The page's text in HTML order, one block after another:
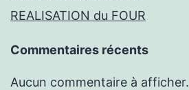
REALISATION du FOUR
Commentaires récents
Aucun commentaire à afficher.